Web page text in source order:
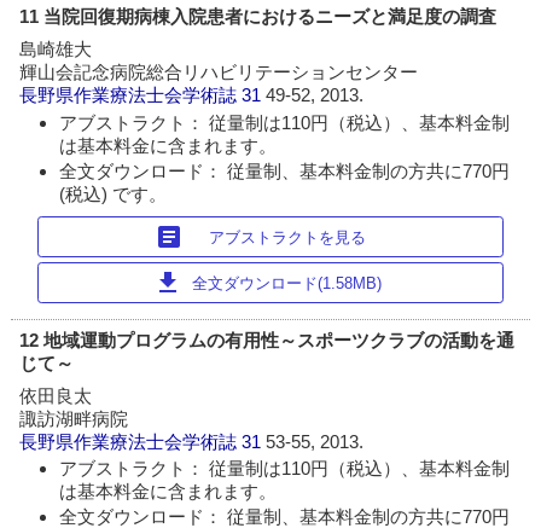
11 当院回復期病棟入院患者におけるニーズと満足度の調査
島崎雄大
輝山会記念病院総合リハビリテーションセンター
長野県作業療法士会学術誌 3149-52, 2013.
アブストラクト： 従量制は110円（税込）、基本料金制
は基本料金に含まれます。
全文ダウンロード： 従量制、基本料金制の方共に770円
(税込) です。
article アブストラクトを見る
download 全文ダウンロード(1.58MB)
12 地域運動プログラムの有用性～スポーツクラブの活動を通
じて～
依田良太
諏訪湖畔病院
長野県作業療法士会学術誌 3153-55, 2013.
アブストラクト： 従量制は110円（税込）、基本料金制
は基本料金に含まれます。
全文ダウンロード： 従量制、基本料金制の方共に770円